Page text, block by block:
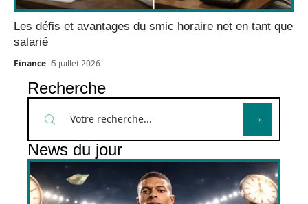
Les défis et avantages du smic horaire net en tant que
salarié
Finance 5 juillet 2026
Recherche
News du jour